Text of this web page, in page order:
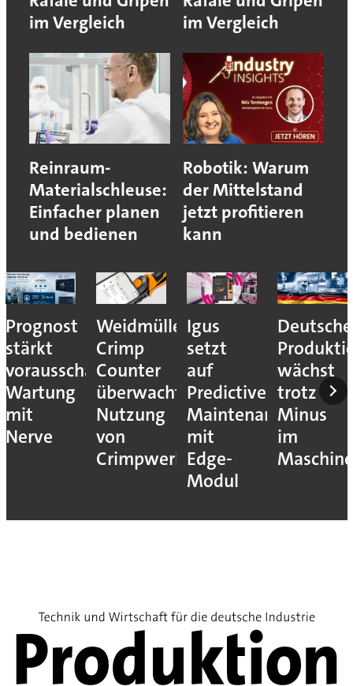
im Vergleich
im Vergleich
Reinraum-
Materialschleuse:
Einfacher planen
und bedienen
Robotik: Warum
der Mittelstand
jetzt profitieren
kann
Prognost
stärkt
vorausschauende
Wartung
mit
Nerve
Weidmüller:
Crimp
Counter
überwacht
Nutzung
von
Crimpwerkzeugen
Igus
setzt
auf
Predictive
Maintenance
mit
Edge-
Modul
Deutsche
wächst
trotz
Minus
im